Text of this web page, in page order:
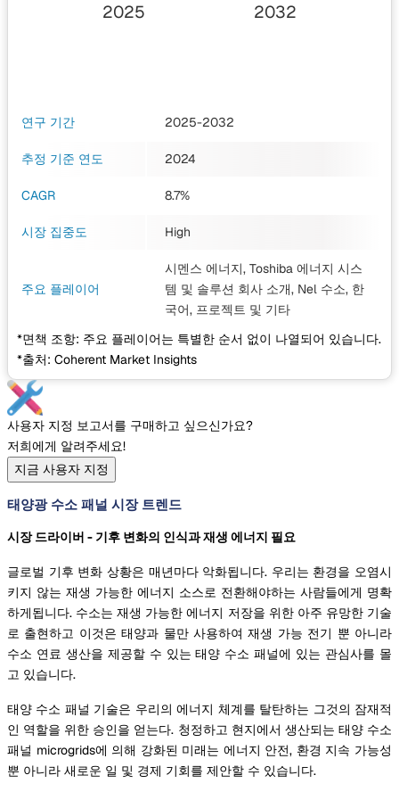
2025 2032
연구 기간 2025-2032
추정 기준 연도 2024
CAGR 8.7%
시장 집중도 High
주요 플레이어
시멘스 에너지, Toshiba 에너지 시스
템 및 솔루션 회사 소개, Nel 수소, 한
국어, 프로젝트 및 기타
*면책 조항: 주요 플레이어는 특별한 순서 없이 나열되어 있습니다.
*출처: Coherent Market Insights
사용자 지정 보고서를 구매하고 싶으신가요?
저희에게 알려주세요!
지금 사용자 지정
태양광 수소 패널 시장 트렌드
시장 드라이버 - 기후 변화의 인식과 재생 에너지 필요
글로벌 기후 변화 상황은 매년마다 악화됩니다. 우리는 환경을 오염시
키지 않는 재생 가능한 에너지 소스로 전환해야하는 사람들에게 명확
하게됩니다. 수소는 재생 가능한 에너지 저장을 위한 아주 유망한 기술
로 출현하고 이것은 태양과 물만 사용하여 재생 가능 전기 뿐 아니라
수소 연료 생산을 제공할 수 있는 태양 수소 패널에 있는 관심사를 몰
고 있습니다.
태양 수소 패널 기술은 우리의 에너지 체계를 탈탄하는 그것의 잠재적
인 역할을 위한 승인을 얻는다. 청정하고 현지에서 생산되는 태양 수소
패널 microgrids에 의해 강화된 미래는 에너지 안전, 환경 지속 가능성
뿐 아니라 새로운 일 및 경제 기회를 제안할 수 있습니다.